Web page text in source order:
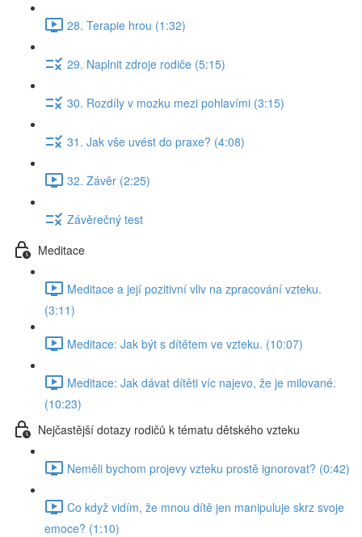
28. Terapie hrou (1:32)
29. Naplnit zdroje rodiče (5:15)
30. Rozdíly v mozku mezi pohlavími (3:15)
31. Jak vše uvést do praxe? (4:08)
32. Závěr (2:25)
Závěrečný test
Meditace
Meditace a její pozitivní vliv na zpracování vzteku.
(3:11)
Meditace: Jak být s dítětem ve vzteku. (10:07)
Meditace: Jak dávat dítěti víc najevo, že je milované.
(10:23)
Nejčastější dotazy rodičů k tématu dětského vzteku
Neměli bychom projevy vzteku prostě ignorovat? (0:42)
Co když vidím, že mnou dítě jen manipuluje skrz svoje
emoce? (1:10)